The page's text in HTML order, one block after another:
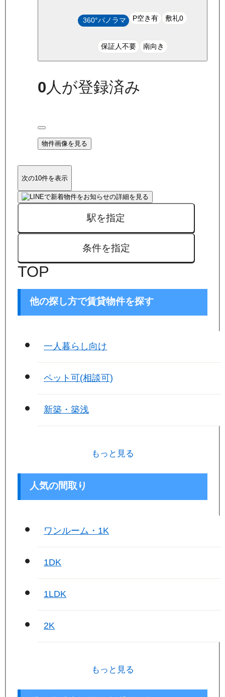
360°パノラマ P空き有 敷礼0
保証人不要 南向き
0人が登録済み
物件画像を見る
次の10件を表示
駅を指定
条件を指定
TOP
他の探し方で賃貸物件を探す
一人暮らし向け
ペット可(相談可)
新築・築浅
もっと見る
人気の間取り
ワンルーム・1K
1DK
1LDK
2K
もっと見る